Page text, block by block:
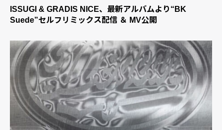
ISSUGI & GRADIS NICE、最新アルバムより“BK
Suede”セルフリミックス配信 ＆ MV公開